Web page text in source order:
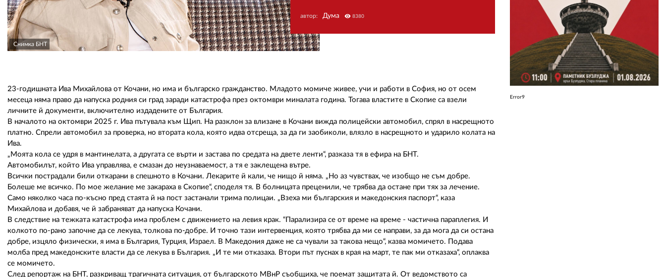
Снимка БНТ
автор: Дума visibility8380
23-годишната Ива Михайлова от Кочани, но има и българско гражданство. Младото момиче живее, учи и работи в София, но от осем
месеца няма право да напуска родния си град заради катастрофа през октомври миналата година. Тогава властите в Скопие са взели
личните й документи, включително издадените от България.
В началото на октомври 2025 г. Ива пътувала към Щип. На разклон за влизане в Кочани вижда полицейски автомобил, спрял в насрещното
платно. Спрели автомобил за проверка, но втората кола, която идва отсреща, за да ги заобиколи, влязло в насрещното и ударило колата на
Ива.
„Моята кола се удря в мантинелата, а другата се върти и застава по средата на двете ленти“, разказа тя в ефира на БНТ.
Автомобилът, който Ива управлява, е смазан до неузнаваемост, а тя е заклещена вътре.
Всички пострадали били откарани в спешното в Кочани. Лекарите й кали, че нищо й няма. „Но аз чувствах, че изобщо не съм добре.
Болеше ме всичко. По мое желание ме закараха в Скопие“, споделя тя. В болницата преценили, че трябва да остане при тях за лечение.
Само няколко часа по-късно пред стаята й на пост застанали трима полицаи. „Взеха ми българския и македонския паспорт“, каза
Михайлова и добавя, че й забраняват да напуска Кочани.
В следствие на тежката катастрофа има проблем с движението на левия крак. “Парализира се от време на време - частична параплегия. И
колкото по-рано започне да се лекува, толкова по-добре. И точно тази интервенция, която трябва да ми се направи, за да мога да си остана
добре, изцяло физически, я има в България, Турция, Израел. В Македония даже не са чували за такова нещо“, казва момичето. Подава
молба пред македонските власти да се лекува в България. „И те ми отказаха. Втори път пуснах в края на март, те пак ми отказаха“, оплаква
се момичето.
След репортаж на БНТ, разкриващ трагичната ситуация, от българското МВнР съобщиха, че поемат защитата й. От ведомството са
Error9
РЕКЛАМА
АБОНАМЕНТ
УСЛОВИЯ ЗА ПОЛЗВАНЕ
ПОЛИТИКА ЗА БИСКВИТКИТЕ
ПОЛИТИКАТА ЗА